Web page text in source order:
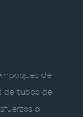
de
de tubos de
a